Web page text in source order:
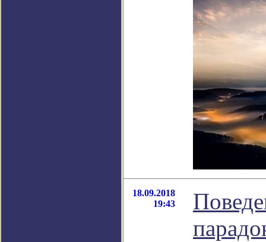
18.09.2018
19:43